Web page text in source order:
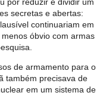
secretas e abertas:
continuariam em
óbvio com armas
de armamento para o
também precisava de
em um sistema de